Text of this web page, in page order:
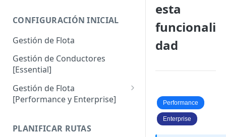
CONFIGURACIÓN INICIAL
Gestión de Flota
Gestión de Conductores
[Essential]
Gestión de Flota
[Performance y Enterprise]
Enterprise]
PLANIFICAR RUTAS
esta
funcionali
dad
Performance
Enterprise